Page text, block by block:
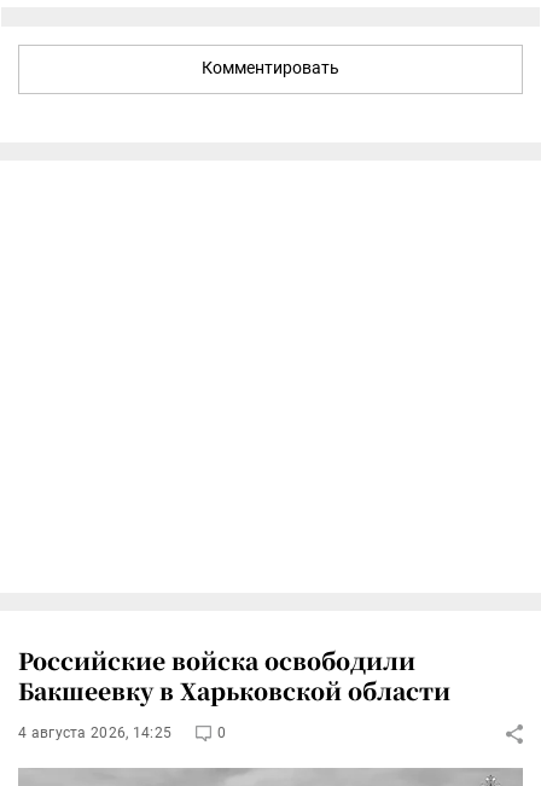
Комментировать
Российские войска освободили
Бакшеевку в Харьковской области
4 августа 2026, 14:25 0